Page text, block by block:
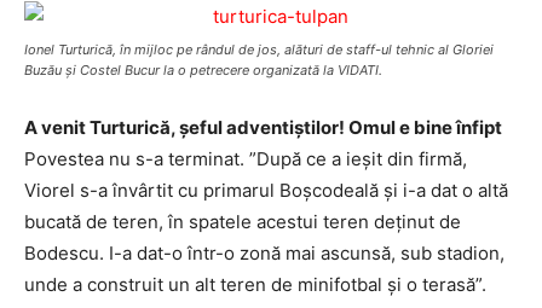
Ionel Turturică, în mijloc pe rândul de jos, alături de staff-ul tehnic al Gloriei
Buzău şi Costel Bucur la o petrecere organizată la VIDATI.
A venit Turturică, șeful adventiștilor! Omul e bine înfipt
Povestea nu s-a terminat. ”După ce a ieșit din firmă,
Viorel s-a învârtit cu primarul Boșcodeală și i-a dat o altă
bucată de teren, în spatele acestui teren deținut de
Bodescu. I-a dat-o într-o zonă mai ascunsă, sub stadion,
unde a construit un alt teren de minifotbal și o terasă”.